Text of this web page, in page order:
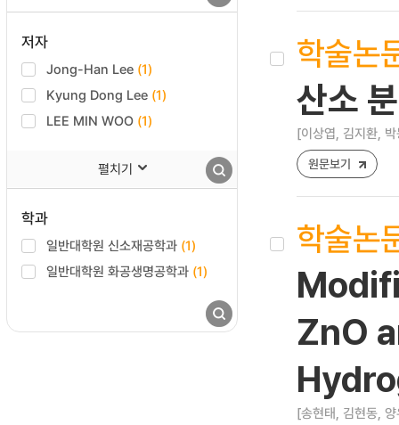
저자
Jong-Han Lee (1)
Kyung Dong Lee (1)
LEE MIN WOO (1)
펼치기
학과
일반대학원 신소재공학과 (1)
일반대학원 화공생명공학과 (1)
학술논
산소
[이상엽, 김지환,
원문보기
학술논
ZnO
[송현태, 김현동,